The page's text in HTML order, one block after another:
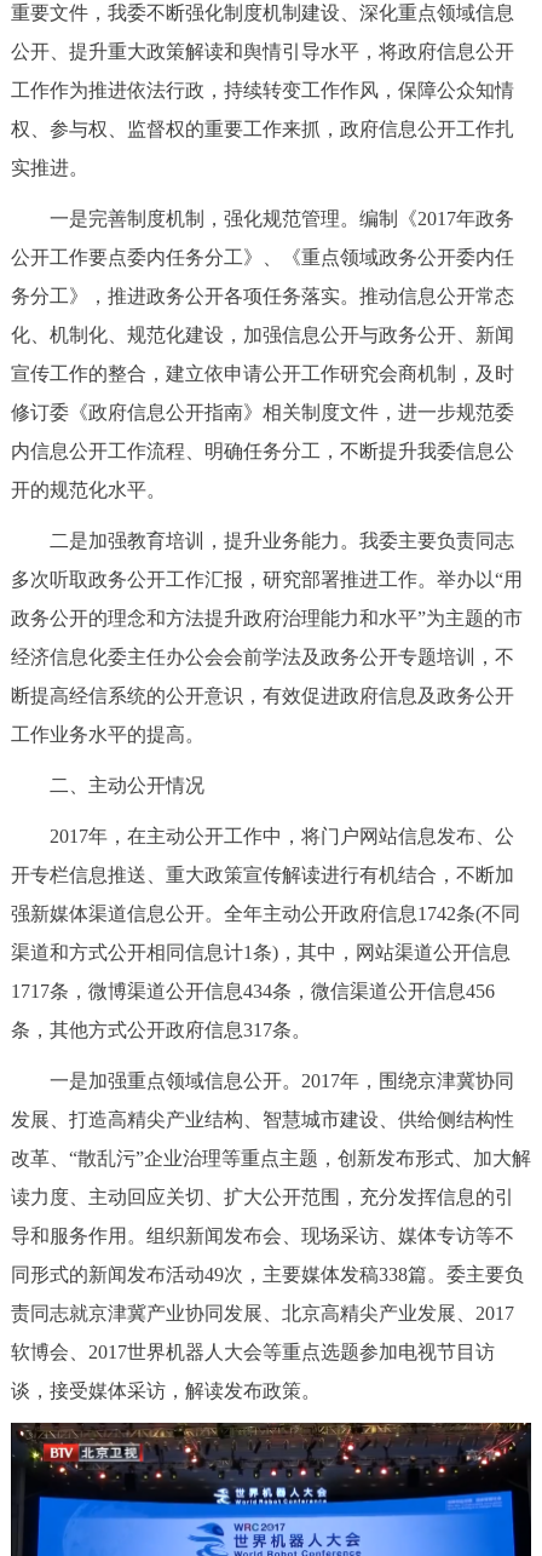
参与调查 在线访谈 图说互动
北京概况 十六区概览 人文北京
绿色北京 图说北京 视频北京
多语种
ENGLISH 한국어 日本語
DEUTSCH FRANÇAIS РУССКИЙ ЯЗЫК
ITALIANO
回到顶部
重要文件，我委不断强化制度机制建设、深化重点领域信息
公开、提升重大政策解读和舆情引导水平，将政府信息公开
工作作为推进依法行政，持续转变工作作风，保障公众知情
权、参与权、监督权的重要工作来抓，政府信息公开工作扎
实推进。
一是完善制度机制，强化规范管理。编制《2017年政务
公开工作要点委内任务分工》、《重点领域政务公开委内任
务分工》，推进政务公开各项任务落实。推动信息公开常态
化、机制化、规范化建设，加强信息公开与政务公开、新闻
宣传工作的整合，建立依申请公开工作研究会商机制，及时
修订委《政府信息公开指南》相关制度文件，进一步规范委
内信息公开工作流程、明确任务分工，不断提升我委信息公
开的规范化水平。
二是加强教育培训，提升业务能力。我委主要负责同志
多次听取政务公开工作汇报，研究部署推进工作。举办以“用
政务公开的理念和方法提升政府治理能力和水平”为主题的市
经济信息化委主任办公会会前学法及政务公开专题培训，不
断提高经信系统的公开意识，有效促进政府信息及政务公开
工作业务水平的提高。
二、主动公开情况
2017年，在主动公开工作中，将门户网站信息发布、公
开专栏信息推送、重大政策宣传解读进行有机结合，不断加
强新媒体渠道信息公开。全年主动公开政府信息1742条(不同
渠道和方式公开相同信息计1条)，其中，网站渠道公开信息
1717条，微博渠道公开信息434条，微信渠道公开信息456
条，其他方式公开政府信息317条。
一是加强重点领域信息公开。2017年，围绕京津冀协同
发展、打造高精尖产业结构、智慧城市建设、供给侧结构性
改革、“散乱污”企业治理等重点主题，创新发布形式、加大解
读力度、主动回应关切、扩大公开范围，充分发挥信息的引
导和服务作用。组织新闻发布会、现场采访、媒体专访等不
同形式的新闻发布活动49次，主要媒体发稿338篇。委主要负
责同志就京津冀产业协同发展、北京高精尖产业发展、2017
软博会、2017世界机器人大会等重点选题参加电视节目访
谈，接受媒体采访，解读发布政策。